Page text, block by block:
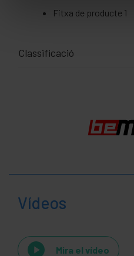
Fitxa de producte 1
Classificació
Vídeos
Mira el vídeo